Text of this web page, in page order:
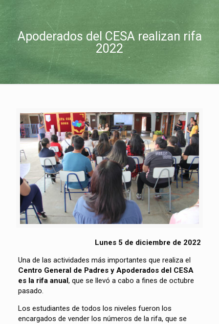
Apoderados del CESA realizan rifa
2022
Lunes 5 de diciembre de 2022
Una de las actividades más importantes que realiza el
Centro General de Padres y Apoderados del CESA
es la rifa anual, que se llevó a cabo a fines de octubre
pasado.
Los estudiantes de todos los niveles fueron los
encargados de vender los números de la rifa, que se